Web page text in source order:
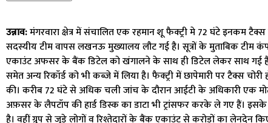
उन्नाव:मंगरवारा क्षेत्र में संचालित एक रहमान शू फैक्ट्री मे 72 घंटे इनकम
सदस्यीय टीम वापस लखनऊ मुख्यालय लौट गई है। सूत्रों के मुताबिक टीम
एकाउंट अफसर के बैंक डिटेल को खंगालने के साथ ही डिटेल लेकर साथ गई
समेत अन्य रिकॉर्ड को भी कब्जे में लिया है। फैक्ट्री में छापेमारी पर टैक्स
की। करीब 72 घंटे से अधिक चली जांच के दौरान आईटी के अधिकारी एक
अफ़सर के लैपटॉप की हार्ड डिस्क का डाटा भी ट्रांसफर करके ले गए हैं।
है। वहीं ग्रुप से जुड़े लोगों व रिश्तेदारों के बैंक एकाउंट से करोड़ों का लेनदेन